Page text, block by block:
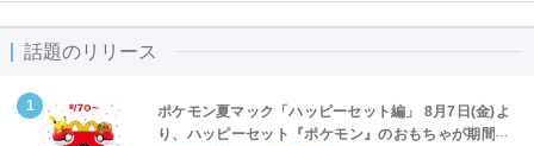
話題のリリース
ポケモン夏マック「ハッピーセット編」 8月7日(金)よ
り、ハッピーセット『ポケモン』のおもちゃが期間限